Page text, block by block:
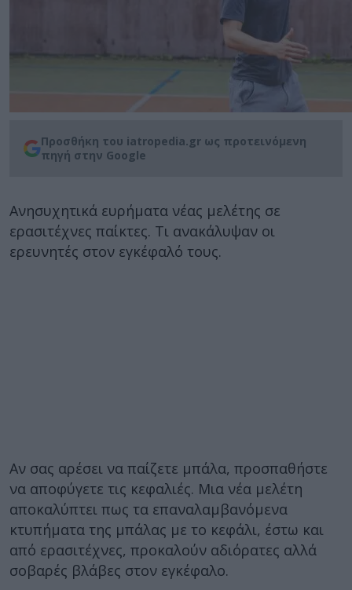
Προσθήκη του iatropedia.gr ως προτεινόμενη
πηγή στην Google
Ανησυχητικά ευρήματα νέας μελέτης σε
ερασιτέχνες παίκτες. Τι ανακάλυψαν οι
ερευνητές στον εγκέφαλό τους.
Αν σας αρέσει να παίζετε μπάλα, προσπαθήστε
να αποφύγετε τις κεφαλιές. Μια νέα μελέτη
αποκαλύπτει πως τα επαναλαμβανόμενα
κτυπήματα της μπάλας με το κεφάλι, έστω και
από ερασιτέχνες, προκαλούν αδιόρατες αλλά
σοβαρές βλάβες στον εγκέφαλο.